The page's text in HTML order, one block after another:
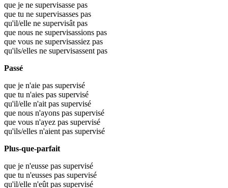
que je ne supervisasse pas
que tu ne supervisasses pas
qu'il/elle ne supervisât pas
que nous ne supervisassions pas
que vous ne supervisassiez pas
qu'ils/elles ne supervisassent pas
Passé
que je n'aie pas supervisé
que tu n'aies pas supervisé
qu'il/elle n'ait pas supervisé
que nous n'ayons pas supervisé
que vous n'ayez pas supervisé
qu'ils/elles n'aient pas supervisé
Plus-que-parfait
que je n'eusse pas supervisé
que tu n'eusses pas supervisé
qu'il/elle n'eût pas supervisé